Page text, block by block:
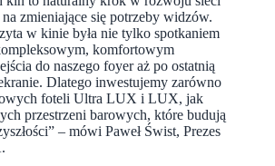
zmieniające się potrzeby widzów.
w kinie była nie tylko spotkaniem
komfortowym
do naszego foyer aż po ostatnią
Dlatego inwestujemy zarówno
foteli Ultra LUX i LUX, jak
przestrzeni barowych, które budują
– mówi Paweł Świst, Prezes